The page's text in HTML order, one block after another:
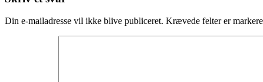
Din e-mailadresse vil ikke blive publiceret. Krævede felter er